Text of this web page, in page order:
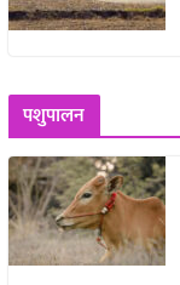
पशुपालन